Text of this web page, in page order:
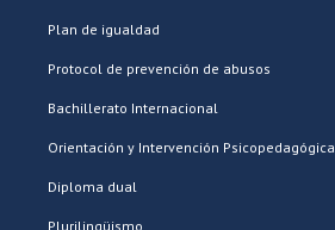
Plan de igualdad
Protocol de prevención de abusos
Bachillerato Internacional
Orientación y Intervención Psicopedagógica
Diploma dual
Plurilingüismo